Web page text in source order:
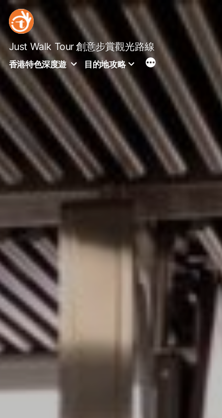
Skip
content
Just Walk Tour創意步賞觀光路線
香港特色深度遊 目的地攻略